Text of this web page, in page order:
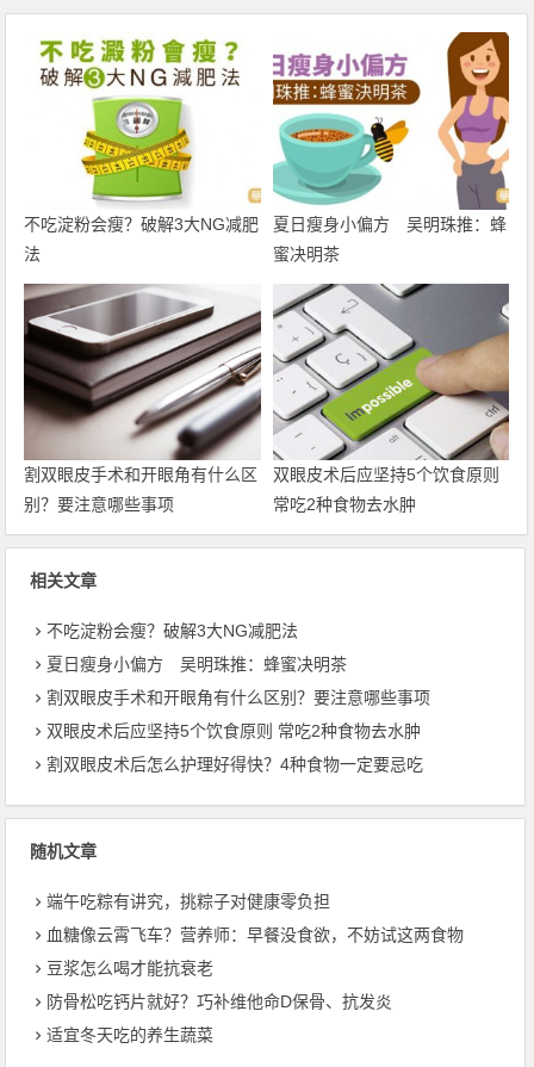
不吃淀粉会瘦？破解3大NG减肥
法
夏日瘦身小偏方 吴明珠推：蜂
蜜决明茶
割双眼皮手术和开眼角有什么区
别？要注意哪些事项
双眼皮术后应坚持5个饮食原则
常吃2种食物去水肿
相关文章
不吃淀粉会瘦？破解3大NG减肥法
夏日瘦身小偏方 吴明珠推：蜂蜜决明茶
割双眼皮手术和开眼角有什么区别？要注意哪些事项
双眼皮术后应坚持5个饮食原则 常吃2种食物去水肿
割双眼皮术后怎么护理好得快？4种食物一定要忌吃
随机文章
端午吃粽有讲究，挑粽子对健康零负担
血糖像云霄飞车？营养师：早餐没食欲，不妨试这两食物
豆浆怎么喝才能抗衰老
防骨松吃钙片就好？巧补维他命D保骨、抗发炎
适宜冬天吃的养生蔬菜